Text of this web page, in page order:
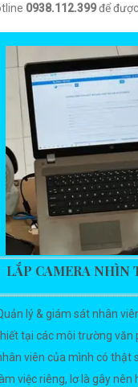
0938.112.399để
LẮP CAMERA NHÌN
lý & giám sát nhân
tại các môi trường văn
viên của mình có thật
việc riêng, lơ là gây nên